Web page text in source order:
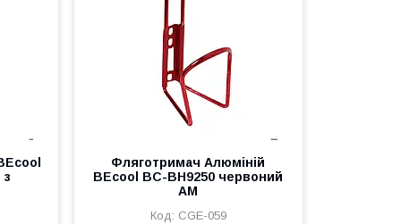
з
Фляготримач Алюмiнiй
BEcool BC-BH9250 червоний
AM
CGE-059